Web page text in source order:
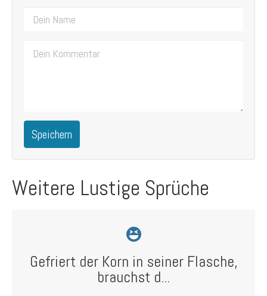
Speichern
Weitere Lustige Sprüche
Gefriert der Korn in seiner Flasche,
brauchst d...